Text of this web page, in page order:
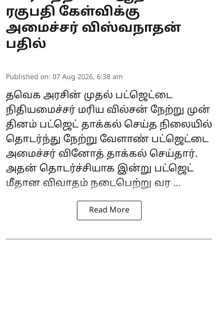
ரகுபதி கேள்விக்கு
அமைச்சர் விஸ்வநாதன்
பதில்
Published on: 07 Aug 2026, 6:38 am
தவெக அரசின் முதல் பட்ஜெட்டை
நிதியமைச்சர் மரிய வில்சன் நேற்று முன்
தினம் பட்ஜெட் தாக்கல் செய்த நிலையில்
தொடர்ந்து நேற்று வேளாண் பட்ஜெட்டை
அமைச்சர் வினோத் தாக்கல் செய்தார்.
அதன் தொடர்ச்சியாக இன்று பட்ஜெட்
மீதான விவாதம் நடைபெற்று வர ...
Read More